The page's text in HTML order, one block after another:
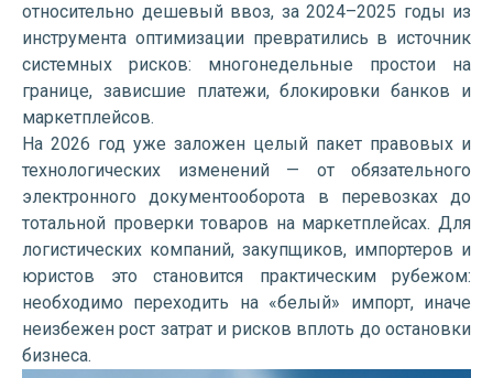
относительно дешевый ввоз, за 2024–2025 годы из
инструмента оптимизации превратились в источник
системных рисков: многонедельные простои на
границе, зависшие платежи, блокировки банков и
маркетплейсов.
На 2026 год уже заложен целый пакет правовых и
технологических изменений — от обязательного
электронного документооборота в перевозках до
тотальной проверки товаров на маркетплейсах. Для
логистических компаний, закупщиков, импортеров и
юристов это становится практическим рубежом:
необходимо переходить на «белый» импорт, иначе
неизбежен рост затрат и рисков вплоть до остановки
бизнеса.